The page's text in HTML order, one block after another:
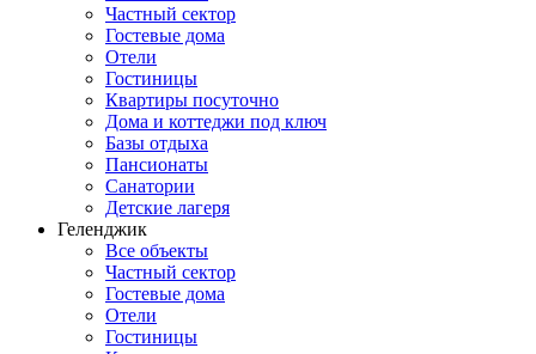
Частный сектор
Гостевые дома
Отели
Гостиницы
Квартиры посуточно
Дома и коттеджи под ключ
Базы отдыха
Пансионаты
Санатории
Детские лагеря
Геленджик
Все объекты
Частный сектор
Гостевые дома
Отели
Гостиницы